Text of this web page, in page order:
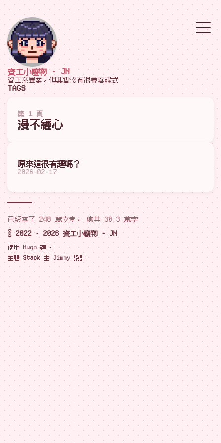
資工小廢物 - JN
資工系畢業，但其實沒有很會寫程式
TAGS
第 1 頁
漫不經心
原來這很有趣嗎？
2026-02-17
已經寫了 248 篇文章， 總共 30.3 萬字
© 2022 - 2026 資工小廢物 - JN
使用 Hugo 建立
主題 Stack 由 Jimmy 設計